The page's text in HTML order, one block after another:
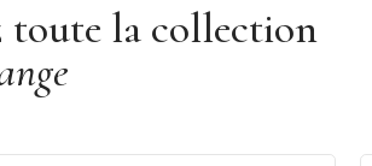
les pièces amovibles passent au lave-
toute la collection